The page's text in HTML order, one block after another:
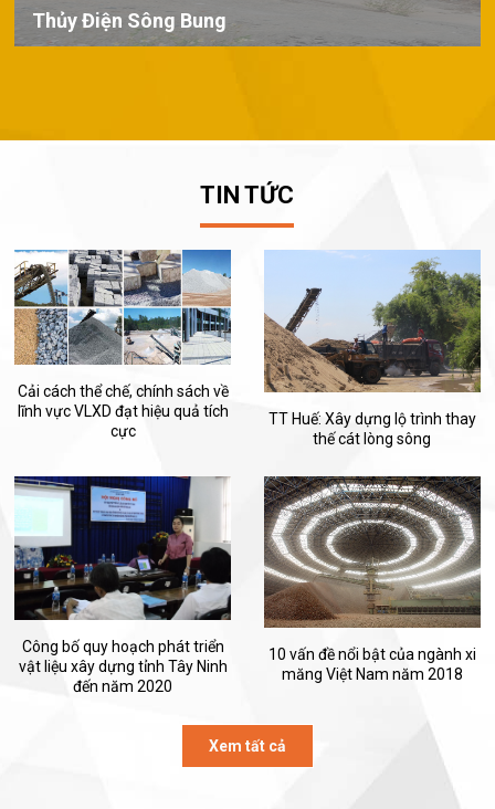
Thủy Điện Sông Bung
TIN TỨC
Cải cách thể chế, chính sách về
lĩnh vực VLXD đạt hiệu quả tích
cực
TT Huế: Xây dựng lộ trình thay
thế cát lòng sông
Công bố quy hoạch phát triển
vật liệu xây dựng tỉnh Tây Ninh
đến năm 2020
10 vấn đề nổi bật của ngành xi
măng Việt Nam năm 2018
Xem tất cả